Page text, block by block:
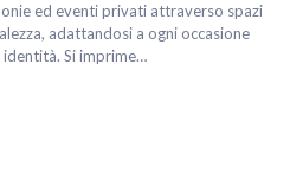
ed eventi privati attraverso spazi
adattandosi a ogni occasione
Si imprime…